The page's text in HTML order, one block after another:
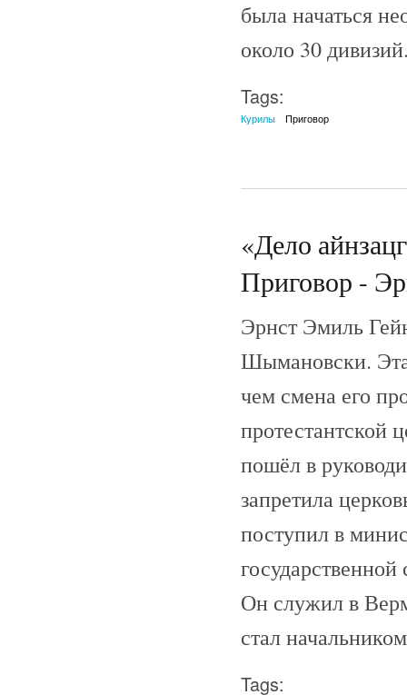
была начаться
около 30
Tags:
Курилы Приговор
«Дело
Приговор -
Эрнст Эмиль
Шымановски.
чем смена его
протестантской
пошёл в
запретила
поступил в
Он служил в
стал
Tags: